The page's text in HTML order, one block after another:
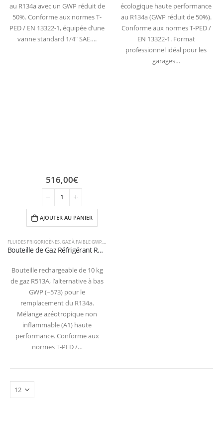
au R134a avec un GWP réduit de
50%. Conforme aux normes T-
PED / EN 13322-1, équipée d’une
vanne standard 1/4″ SAE….
écologique haute performance
au R134a (GWP réduit de 50%).
Conforme aux normes T-PED /
EN 13322-1. Format
professionnel idéal pour les
garages…
FLUIDES FRIGORIGÈNES,GAZ À FAIBLE GWP, R134A
Bouteille de Gaz Réfrigérant R513A – 10kg – (T-PED) – Vanne 1/4″ SAE
Bouteille rechargeable de 10 kg
de gaz R513A, l’alternative à bas
GWP (~573) pour le
remplacement du R134a.
Mélange azéotropique non
inflammable (A1) haute
performance. Conforme aux
normes T-PED /…
516,00€
AJOUTER AU PANIER
Refrigerantboys s.r.l. | Uffici: Viale Pirandello, 7 - 21052 Busto Arsizio (VA) ITALY